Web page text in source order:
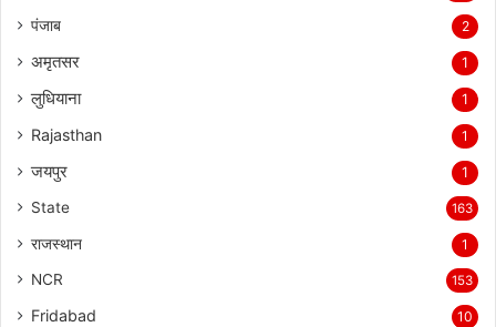
पंजाब 2
अमृतसर 1
लुधियाना 1
Rajasthan 1
जयपुर 1
State 163
राजस्थान 1
NCR 153
Fridabad 10